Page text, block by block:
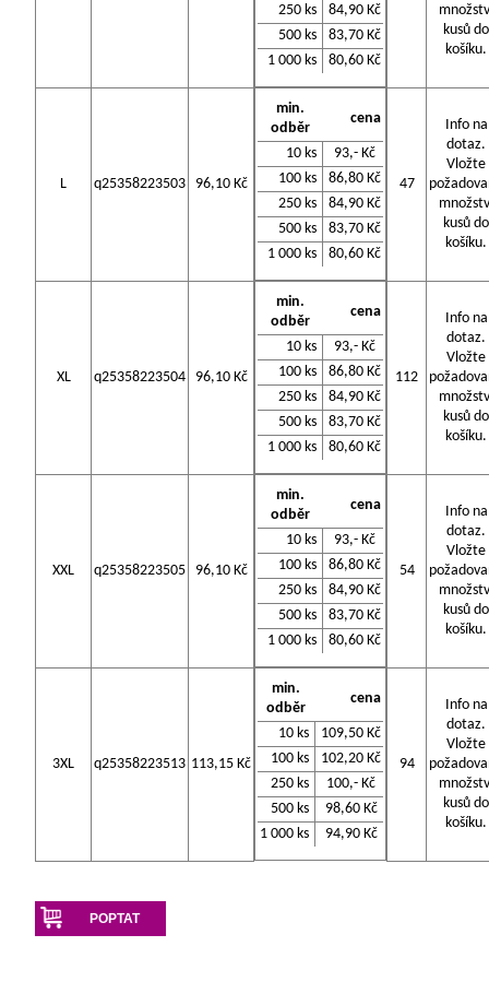
250 ks
84,90 Kč
500 ks
83,70 Kč
1 000 ks
80,60 Kč
kusů do
košíku.
L q25358223503 96,10 Kč
min.
odběr
cena
10 ks
93,- Kč
100 ks
86,80 Kč
250 ks
84,90 Kč
500 ks
83,70 Kč
1 000 ks
80,60 Kč
47
Info na
dotaz.
Vložte
kusů do
košíku.
XL q25358223504 96,10 Kč
min.
odběr
cena
10 ks
93,- Kč
100 ks
86,80 Kč
250 ks
84,90 Kč
500 ks
83,70 Kč
1 000 ks
80,60 Kč
112
Info na
dotaz.
Vložte
kusů do
košíku.
XXL q25358223505 96,10 Kč
min.
odběr
cena
10 ks
93,- Kč
100 ks
86,80 Kč
250 ks
84,90 Kč
500 ks
83,70 Kč
1 000 ks
80,60 Kč
54
Info na
dotaz.
Vložte
kusů do
košíku.
3XL q25358223513 113,15 Kč
min.
odběr
cena
10 ks
109,50 Kč
100 ks
102,20 Kč
250 ks
100,- Kč
500 ks
98,60 Kč
1 000 ks
94,90 Kč
94
Info na
dotaz.
Vložte
kusů do
košíku.
POPTAT